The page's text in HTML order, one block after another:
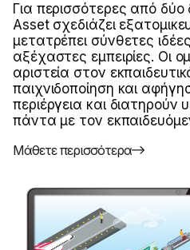
Για περισσότερες από δύο
Asset σχεδιάζει
μετατρέπει σύνθετες
αξέχαστες εμπειρίες. Οι
αριστεία στον
παιχνιδοποίηση και
περιέργεια και
πάντα με τον
Μάθετε περισσότερα